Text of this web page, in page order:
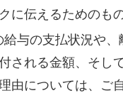
に伝えるためのもの
与の支払状況や
される金額、そし
由については、ご